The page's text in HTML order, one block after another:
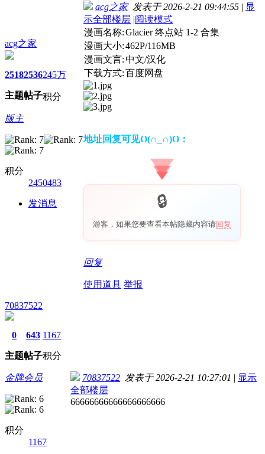
acg之家
2518
主题
2536
帖子
245万
积分
版主
积分
2450483
发消息
acg之家发表于 2026-2-21 09:44:55 | 显
示全部楼层 |阅读模式
漫画名称:Glacier 终点站 1-2 合集
漫画大小:462P/116MB
漫画文言:中文/汉化
下载方式:百度网盘
地址回复可见O(∩_∩)O：
游客，如果您要查看本帖隐藏内容请回复
回复
使用道具 举报
70837522
0
主题
643
帖子
1167
积分
金牌会员
积分
1167
70837522 发表于 2026-2-21 10:27:01 | 显示
全部楼层
66666666666666666666